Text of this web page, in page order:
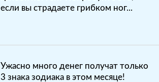
если вы страдаете грибком ног...
Ужасно много денег получат только
3 знака зодиака в этом месяце!